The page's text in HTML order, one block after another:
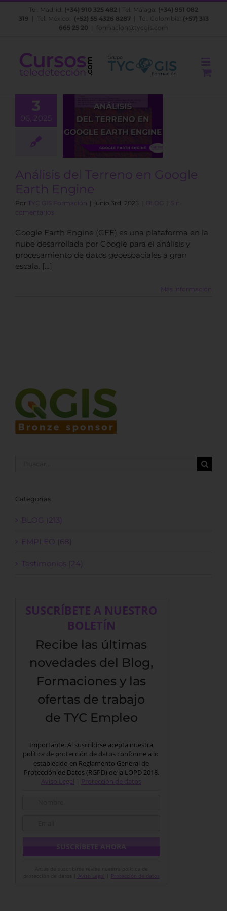
Saltar
Tel. Madrid: (+34) 910 325 482 | Tel. Málaga: (+34) 951 082
319 | Tel. México: (+52) 55 4326 8287| Tel. Colombia: (+57) 313
665 25 20
formacion@tycgis.com
3
06, 2025
del
Engine
Análisis del Terreno en Google
Earth Engine
Por TYC GIS Formación | junio 3rd, 2025 | BLOG | Sin
comentarios
Google Earth Engine (GEE) es una plataforma en la
nube desarrollada por Google para el análisis y
procesamiento de datos geoespaciales a gran
escala. […]
Más información
Categorías
BLOG (213)
EMPLEO (68)
Testimonios (24)
SUSCRÍBETE A NUESTRO
BOLETÍN
Recibe las últimas
novedades del Blog,
Formaciones y las
ofertas de trabajo
de TYC Empleo
Importante: Al suscribirse acepta nuestra
política de protección de datos conforme a lo
establecido en Reglamento General de
Protección de Datos (RGPD) de la LOPD 2018.
Aviso Legal | Protección de datos
Aviso Legal Protección de datos